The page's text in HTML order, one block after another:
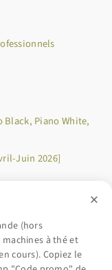
Black, Piano White,
Juin 2026]
& Bar ! [Décembre
torréfié ?
×
(hors
à thé et
cours). Copiez le